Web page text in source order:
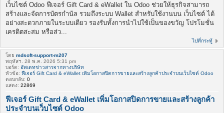
เว็บไซต์ Odoo ฟีเจอร์ Gift Card & eWallet ใน Odoo ช่วยให้ธุรกิจสามารถ
สร้างและจัดการบัตรกำนัล รวมถึงระบบ Wallet สำหรับใช้งานบน เว็บไซต์ ได้
อย่างสะดวกภายในระบบเดียว รองรับทั้งการนำไปใช้เป็นของขวัญ โปรโมชั่น
เครดิตสะสม หรือส่ว...
ไปที่กระทู้
โดย mdsoft-support-m207
พฤหัสฯ. 28 พ.ค. 2026 5:31 pm
บอร์ด: อัพเดทข่าวสารจากทางบริษัท
หัวข้อ: ฟีเจอร์ Gift Card & eWallet เพิ่มโอกาสปิดการขายและสร้างลูกค้าประจำบนเว็บไซต์ Odoo
ตอบกลับ: 0
แสดง: 22869
ฟีเจอร์ Gift Card & eWallet เพิ่มโอกาสปิดการขายและสร้างลูกค้า
ประจำบนเว็บไซต์ Odoo